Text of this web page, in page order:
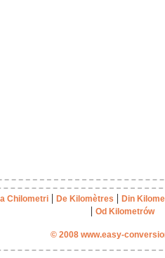
Chilometri| De Kilomètres Din
Od Kilometrów
© 2008 www.easy-